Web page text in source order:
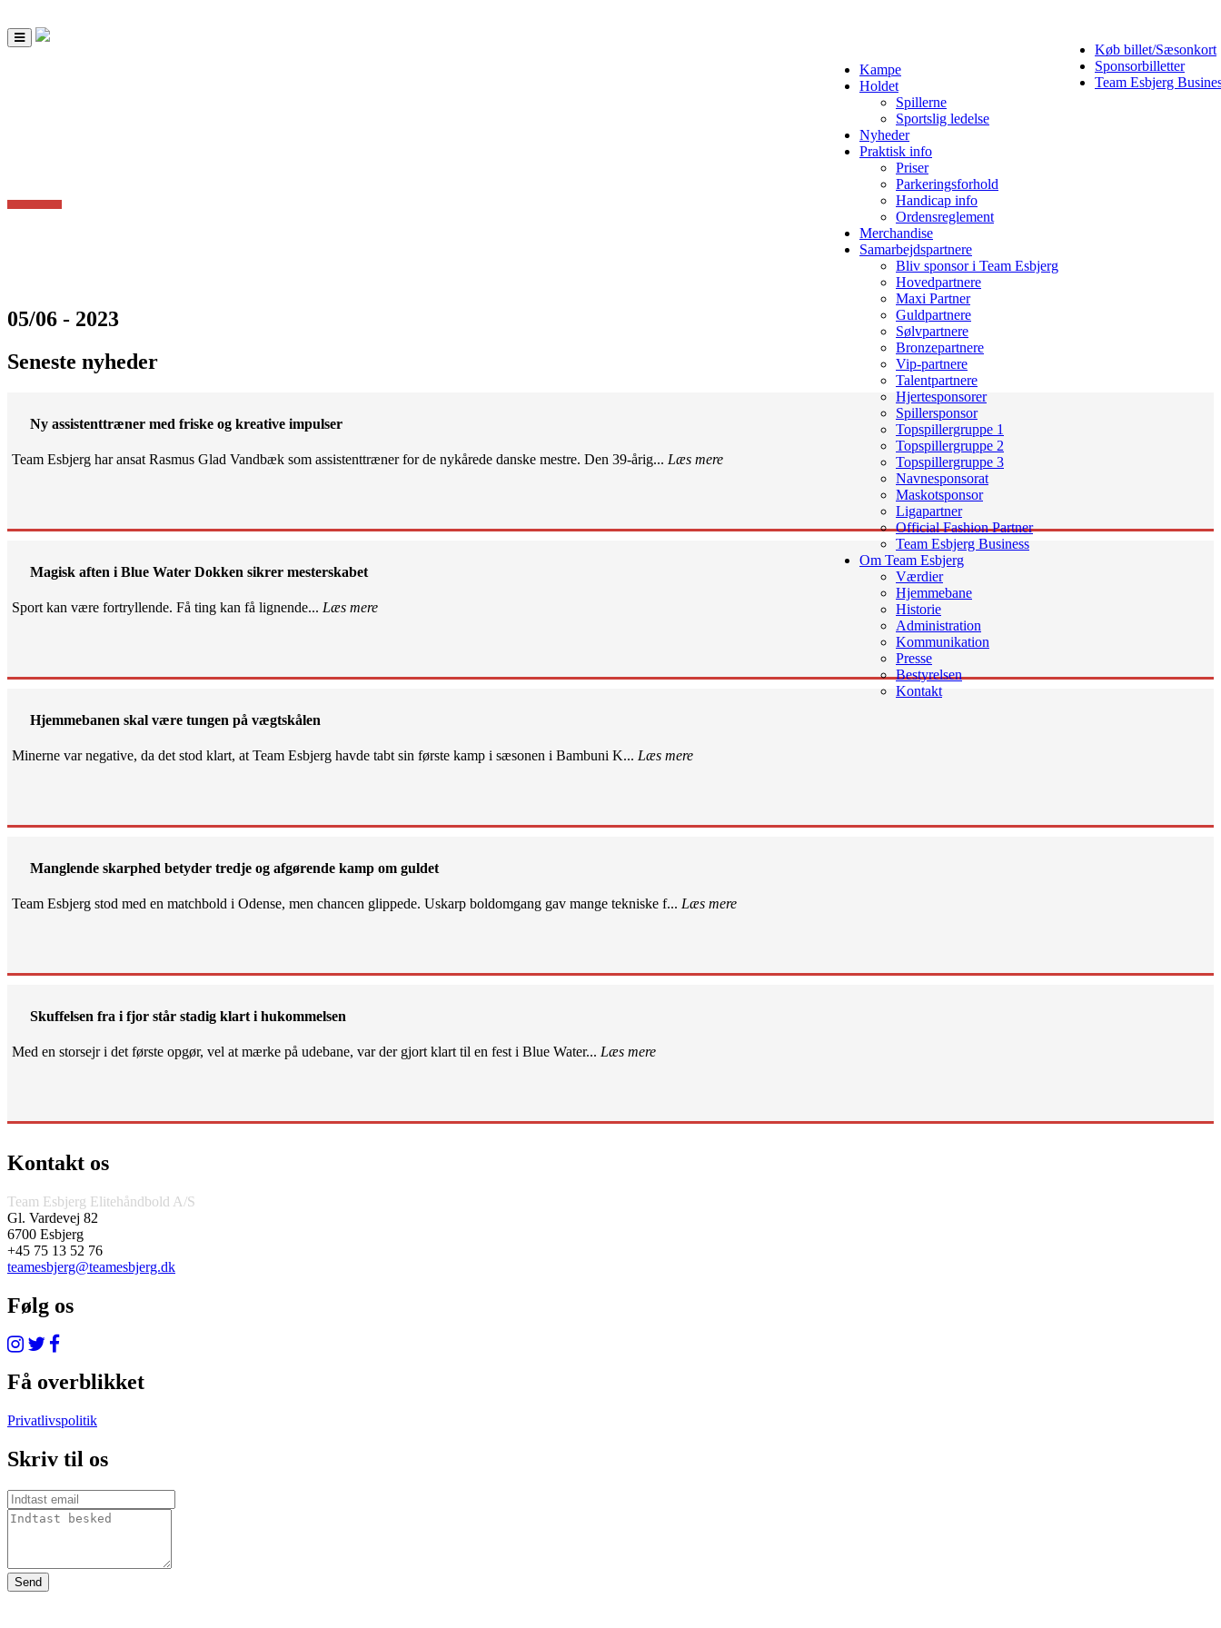
Køb billet/Sæsonkort
Sponsorbilletter
Team Esbjerg
Toggle
navigation
Kampe
Holdet
Spillerne
Sportslig ledelse
Nyheder
Praktisk info
Priser
Parkeringsforhold
Handicap info
Ordensreglement
Merchandise
Samarbejdspartnere
Bliv sponsor i Team Esbjerg
Hovedpartnere
Maxi Partner
Guldpartnere
Sølvpartnere
Bronzepartnere
Vip-partnere
Talentpartnere
Hjertesponsorer
Spillersponsor
Topspillergruppe 1
Topspillergruppe 2
Topspillergruppe 3
Navnesponsorat
Maskotsponsor
Ligapartner
Official Fashion Partner
Team Esbjerg Business
Om Team Esbjerg
Værdier
Hjemmebane
Historie
Administration
Kommunikation
Presse
Bestyrelsen
Kontakt
05/06 - 2023
Seneste nyheder
Ny assistenttræner med friske og kreative impulser
Team Esbjerg har ansat Rasmus Glad Vandbæk som assistenttræner for de nykårede danske mestre. Den 39-årig... Læs mere
Magisk aften i Blue Water Dokken sikrer mesterskabet
Sport kan være fortryllende. Få ting kan få lignende... Læs mere
Hjemmebanen skal være tungen på vægtskålen
Minerne var negative, da det stod klart, at Team Esbjerg havde tabt sin første kamp i sæsonen i Bambuni K... Læs mere
Manglende skarphed betyder tredje og afgørende kamp om guldet
Team Esbjerg stod med en matchbold i Odense, men chancen glippede. Uskarp boldomgang gav mange tekniske f... Læs mere
Skuffelsen fra i fjor står stadig klart i hukommelsen
Med en storsejr i det første opgør, vel at mærke på udebane, var der gjort klart til en fest i Blue Water... Læs mere
Kontakt os
Team Esbjerg Elitehåndbold A/S
Gl. Vardevej 82
6700 Esbjerg
+45 75 13 52 76
teamesbjerg@teamesbjerg.dk
Følg os
Få overblikket
Privatlivspolitik
Skriv til os